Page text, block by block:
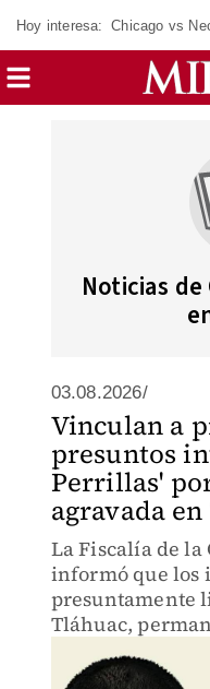
Hoy interesa: Chicago vs
Noticias
03.08.2026/
Vinculan a
presuntos
Perrillas'
agravada
La Fiscalía de
informó que los
presuntamente
Tláhuac,
preventiva
investigaciones.